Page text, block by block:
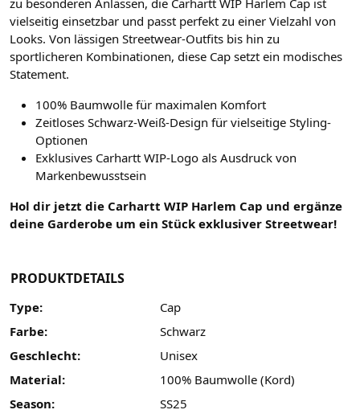
zu besonderen Anlässen, die Carhartt WIP Harlem Cap ist
vielseitig einsetzbar und passt perfekt zu einer Vielzahl von
Looks. Von lässigen Streetwear-Outfits bis hin zu
sportlicheren Kombinationen, diese Cap setzt ein modisches
Statement.
100% Baumwolle für maximalen Komfort
Zeitloses Schwarz-Weiß-Design für vielseitige Styling-
Optionen
Exklusives Carhartt WIP-Logo als Ausdruck von
Markenbewusstsein
Hol dir jetzt die Carhartt WIP Harlem Cap und ergänze
deine Garderobe um ein Stück exklusiver Streetwear!
PRODUKTDETAILS
Type:
Cap
Farbe:
Schwarz
Geschlecht:
Unisex
Material:
100% Baumwolle (Kord)
Season:
SS25